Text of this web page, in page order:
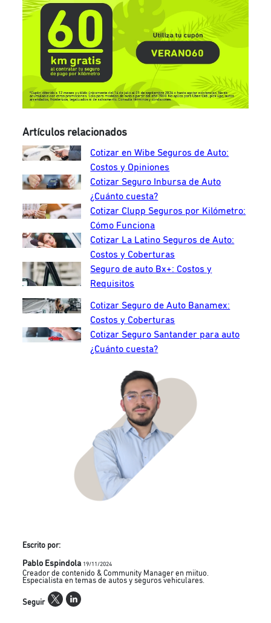
Artículos relacionados
Cotizar en Wibe Seguros de Auto:
Costos y Opiniones
Cotizar Seguro Inbursa de Auto
¿Cuánto cuesta?
Cotizar Clupp Seguros por Kilómetro:
Cómo Funciona
Cotizar La Latino Seguros de Auto:
Costos y Coberturas
Seguro de auto Bx+: Costos y
Requisitos
Cotizar Seguro de Auto Banamex:
Costos y Coberturas
Cotizar Seguro Santander para auto
¿Cuánto cuesta?
Escrito por:
Pablo Espindola 19/11/2024
Creador de contenido & Community Manager en miituo.
Especialista en temas de autos y seguros vehiculares.
Seguir